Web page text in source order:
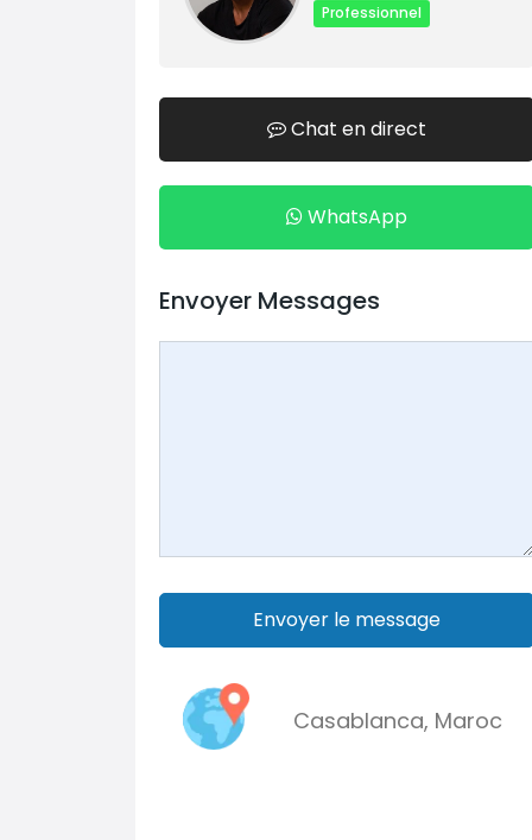
Professionnel
Chat en direct
WhatsApp
Envoyer Messages
Envoyer le message
Casablanca, Maroc